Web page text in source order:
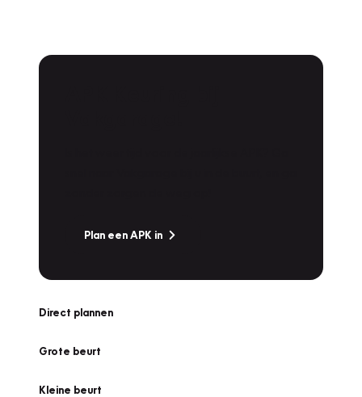
Plan een APK in
Direct plannen
Grote beurt
Kleine beurt